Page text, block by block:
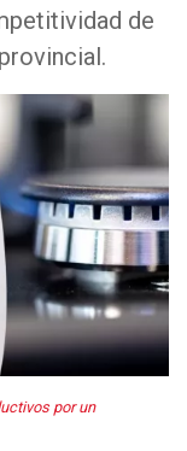
de
por un